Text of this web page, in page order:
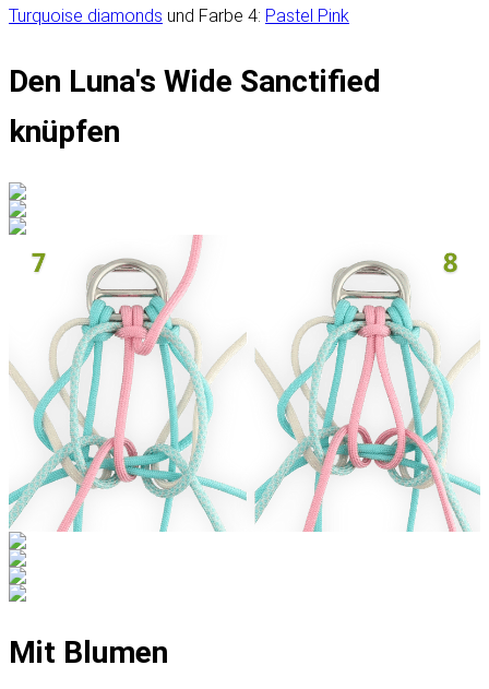
Turquoise diamonds und Farbe 4: Pastel Pink
Den Luna's Wide Sanctified
knüpfen
Mit Blumen